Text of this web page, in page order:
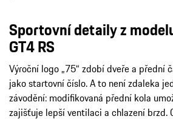
Sportovní detaily z
GT4 RS
Výroční logo „75“ zdobí dveře a přední
jako startovní číslo. A to není zdaleka
závodění: modifikovaná přední kola
zajišťuje lepší ventilaci a chlazení brzd.